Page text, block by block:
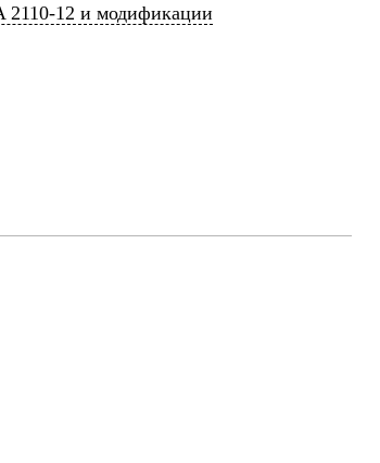
2110-12 и модификации